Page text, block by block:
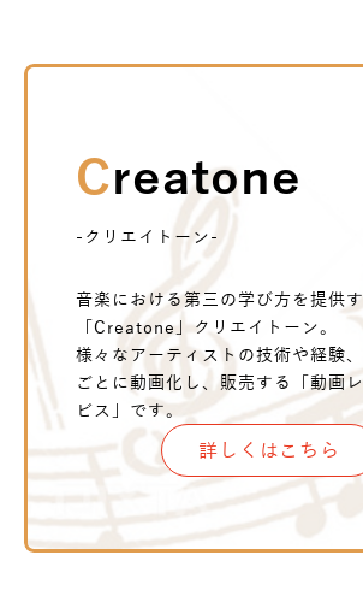
Creatone
-クリエイトーン-
音楽における第三の学び方を提供
「Creatone」クリエイトーン。
様々なアーティストの技術や経験
ごとに動画化し、販売する「動画
ビス」です。
詳しくはこちら